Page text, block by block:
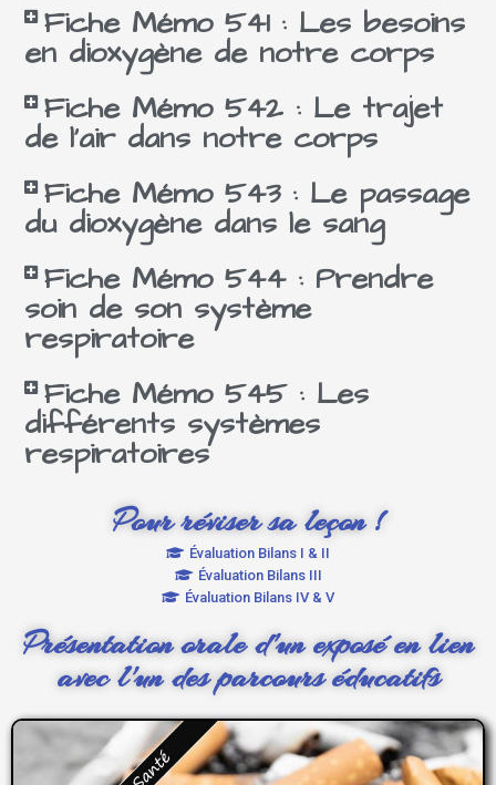
Fiche Mémo 541 : Les besoins
en dioxygène de notre corps
Fiche Mémo 542 : Le trajet
de l'air dans notre corps
Fiche Mémo 543 : Le passage
du dioxygène dans le sang
Fiche Mémo 544 : Prendre
soin de son système
respiratoire
Fiche Mémo 545 : Les
différents systèmes
respiratoires
Pour réviser sa leçon !
Évaluation Bilans I & II
Évaluation Bilans III
Évaluation Bilans IV & V
Présentation orale d'un exposé en lien
avec l'un des parcours éducatifs